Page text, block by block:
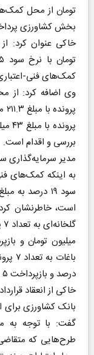
تومان از محل
بخش کشاورزی
کمک‌های فنی-
بررسی و اقدام است.
مدیر سرمایه‌گذاری
است، خاطرنشان
درصد و بازپرداخت ۵ ساله پرداخت شد.
خاکی از انعقاد
بانک کشاورزی
گفت: با توجه به